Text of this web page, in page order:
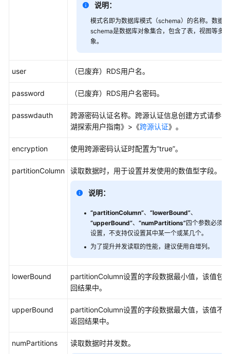
Spark
支
说
相
说明：
模式名即为数据库模式（schema）的名称。数据
schema是数据库对象集合，包含了表，视图等多
象。
user （已废弃）RDS用户名。
password （已废弃）RDS用户名密码。
passwdauth
跨源密码认证名称。跨源认证信息创建方式请参
湖探索用户指南》>《跨源认证》。
encryption 使用跨源密码认证时配置为“true”。
partitionColumn 读取数据时，用于设置并发使用的数值型字段。
说明：
“partitionColumn”、 “lowerBound”、
“upperBound”、 “numPartitions”四个参数必须
设置，不支持仅设置其中某一个或某几个。
为了提升并发读取的性能，建议使用自增列。
lowerBound
partitionColumn设置的字段数据最小值，该值包
回结果中。
upperBound
partitionColumn设置的字段数据最大值，该值不
返回结果中。
numPartitions 读取数据时并发数。